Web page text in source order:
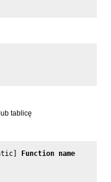
tablicę
Function name